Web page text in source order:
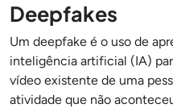
Deepfakes
Um deepfake é o uso de
inteligência artificial (IA)
vídeo existente de uma
atividade que não